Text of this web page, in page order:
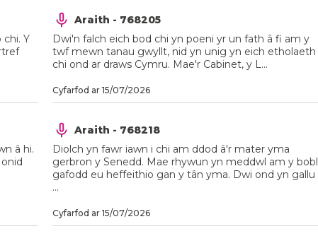
Y
Araith - 768205
Dwi'n falch eich bod chi yn poeni yr un fath â fi am y
twf mewn tanau gwyllt, nid yn unig yn eich etholaeth
chi ond ar draws Cymru. Mae'r Cabinet, y L...
Cyfarfod ar 15/07/2026
â hi.
Araith - 768218
Diolch yn fawr iawn i chi am ddod â'r mater yma
gerbron y Senedd. Mae rhywun yn meddwl am y bobl
gafodd eu heffeithio gan y tân yma. Dwi ond yn gallu
...
Cyfarfod ar 15/07/2026